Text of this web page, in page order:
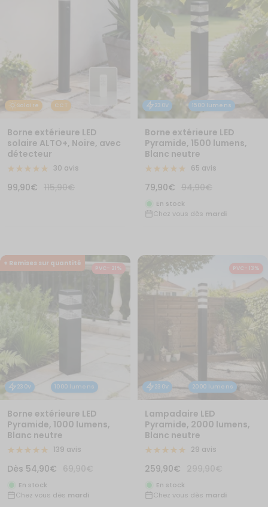
Solaire CCT
Borne extérieure LED
solaire ALTO+, Noire, avec
détecteur
30 avis
Prix
99,90€
Prix
115,90€
230V 1500 lumens
Borne extérieure LED
Pyramide, 1500 lumens,
Blanc neutre
65 avis
Prix
de
vente
79,90€
Prix
normal
94,90€
En stock
Chez vous dès mardi
230V 1000 lumens
+ Remises sur quantité
PVC- 21%
Borne extérieure LED
Pyramide, 1000 lumens,
Blanc neutre
139 avis
Prix
de
vente
Dès 54,90€ Prix
69,90€
En stock
Chez vous dès mardi
230V 2000 lumens
PVC- 13%
Lampadaire LED
Pyramide, 2000 lumens,
Blanc neutre
29 avis
Prix
de
vente
259,90€
Prix
299,90€
En stock
Chez vous dès mardi